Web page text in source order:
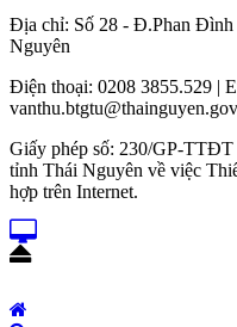
Địa chỉ: Số 28 - Đ.Phan Đình
Nguyên
Điện thoại: 0208 3855.529 |
Giấy phép số: 230/GP-
tỉnh Thái Nguyên về việc
hợp trên Internet.